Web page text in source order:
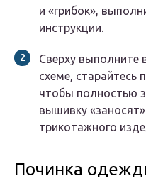
и «грибок»,
инструкции.
Сверху выполните
схеме, старайтесь
чтобы полностью
вышивку
трикотажного
Починка